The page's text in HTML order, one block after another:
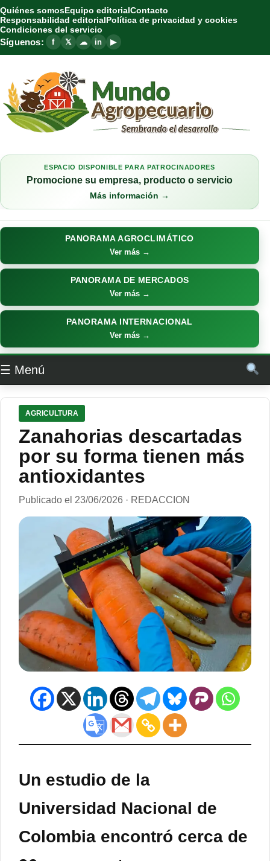
Quiénes somosEquipo editorialContacto
Responsabilidad editorialPolítica de privacidad y cookies
Condiciones del servicio
Síguenos: f 𝕏 ☁ in ▶
ESPACIO DISPONIBLE PARA PATROCINADORES
Promocione su empresa, producto o servicio
Más información →
PANORAMA AGROCLIMÁTICO
Ver más →
PANORAMA DE MERCADOS
Ver más →
PANORAMA INTERNACIONAL
Ver más →
☰ Menú
AGRICULTURA
Zanahorias descartadas
por su forma tienen más
antioxidantes
Publicado el 23/06/2026 · REDACCION
Un estudio de la
Universidad Nacional de
Colombia encontró cerca de